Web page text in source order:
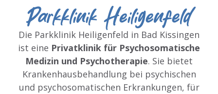
Parkklinik Heiligenfeld
Die Parkklinik Heiligenfeld in Bad Kissingen
ist eine Privatklinik für Psychosomatische
Medizin und Psychotherapie. Sie bietet
Krankenhausbehandlung bei psychischen
und psychosomatischen Erkrankungen, für